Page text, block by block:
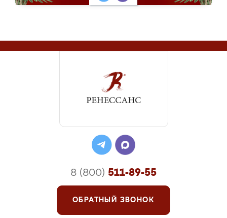
8 (800) 511-89-55
ОБРАТНЫЙ ЗВОНОК